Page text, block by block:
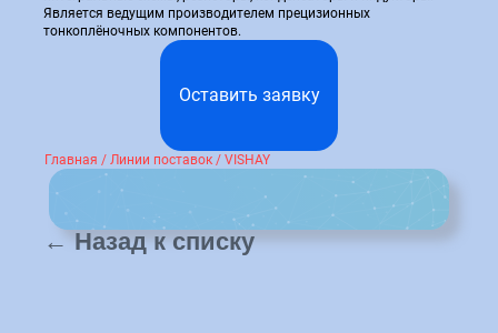
Является ведущим производителем прецизионных
тонкоплёночных компонентов.
Оставить заявку
Главная / Линии поставок/ VISHAY
← Назад к списку